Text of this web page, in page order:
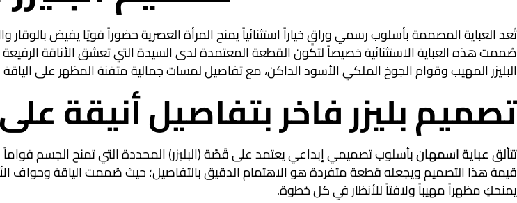
تُعد العباية المصممة بأسلوب رسمي وراقٍ خياراً استثنائياً يمنح المرأة العصرية حضوراً قويًا يفيض بالوقار
صُممت هذه العباية الاستثنائية خصيصاً لتكون القطعة المعتمدة لدى السيدة التي تعشق الأناقة الرفيعة
البليزر المهيب وقوام الجوخ الملكي الأسود الداكن، مع تفاصيل لمسات جمالية متقنة المظهر على
تصميم بليزر فاخر بتفاصيل أنيقة
تتألقعباية اسمهانبأسلوب تصميمي إبداعي يعتمد على قَصّة (البليزر) المحددة التي تمنح الجسم
قيمة هذا التصميم ويجعله قطعة متفردة هو الاهتمام الدقيق بالتفاصيل؛ حيث صُممت الياقة وحواف
يمنحكِ مظهراً مهيباً ولافتاً للأنظار في كل خطوة.